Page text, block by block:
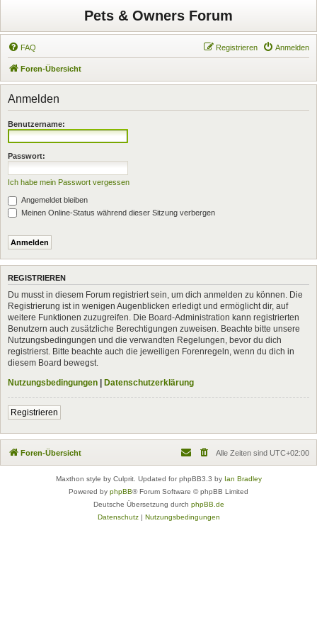
Pets & Owners Forum
FAQ Anmelden
Registrieren
Foren-Übersicht
Anmelden
Benutzername:
Passwort:
Ich habe mein Passwort vergessen
Angemeldet bleiben
Meinen Online-Status während dieser Sitzung verbergen
REGISTRIEREN
Du musst in diesem Forum registriert sein, um dich anmelden zu können. Die
Registrierung ist in wenigen Augenblicken erledigt und ermöglicht dir, auf
weitere Funktionen zuzugreifen. Die Board-Administration kann registrierten
Benutzern auch zusätzliche Berechtigungen zuweisen. Beachte bitte unsere
Nutzungsbedingungen und die verwandten Regelungen, bevor du dich
registrierst. Bitte beachte auch die jeweiligen Forenregeln, wenn du dich in
diesem Board bewegst.
Nutzungsbedingungen | Datenschutzerklärung
Registrieren
Foren-Übersicht Alle Zeiten sind UTC+02:00
Maxthon style by Culprit. Updated for phpBB3.3 by Ian Bradley
Powered by phpBB® Forum Software © phpBB Limited
Deutsche Übersetzung durch phpBB.de
Datenschutz| Nutzungsbedingungen